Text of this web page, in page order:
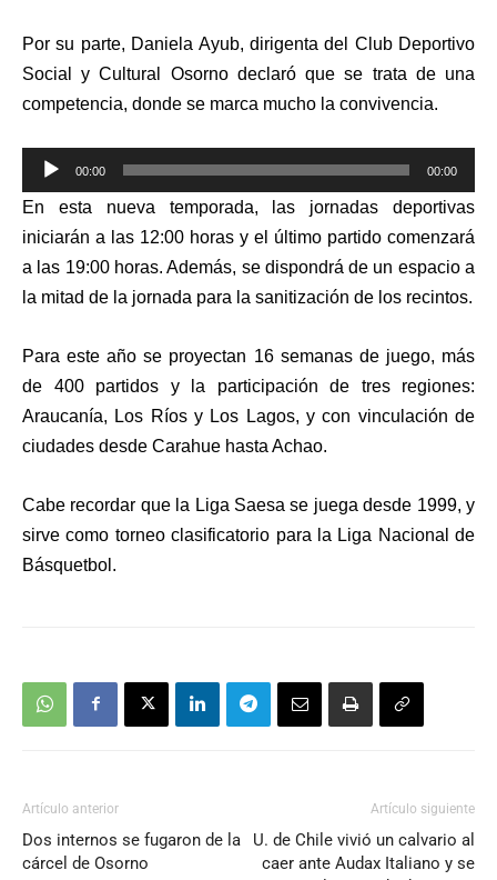
Por su parte, Daniela Ayub, dirigenta del Club Deportivo
Social y Cultural Osorno declaró que se trata de una
competencia, donde se marca mucho la convivencia.
Reproductor
de
audio
00:00 00:00
En esta nueva temporada, las jornadas deportivas
iniciarán a las 12:00 horas y el último partido comenzará
a las 19:00 horas. Además, se dispondrá de un espacio a
la mitad de la jornada para la sanitización de los recintos.
Para este año se proyectan 16 semanas de juego, más
de 400 partidos y la participación de tres regiones:
Araucanía, Los Ríos y Los Lagos, y con vinculación de
ciudades desde Carahue hasta Achao.
Cabe recordar que la Liga Saesa se juega desde 1999, y
sirve como torneo clasificatorio para la Liga Nacional de
Básquetbol.
Artículo anterior
Dos internos se fugaron de la
cárcel de Osorno
Artículo siguiente
U. de Chile vivió un calvario al
caer ante Audax Italiano y se